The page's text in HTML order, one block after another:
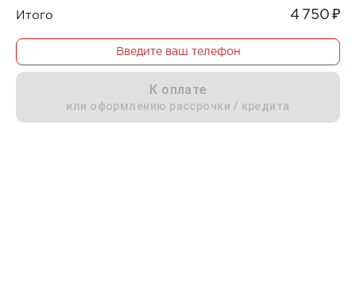
Итого 4 750 ₽
Введите ваш телефон
К оплате
или оформлению рассрочки / кредита